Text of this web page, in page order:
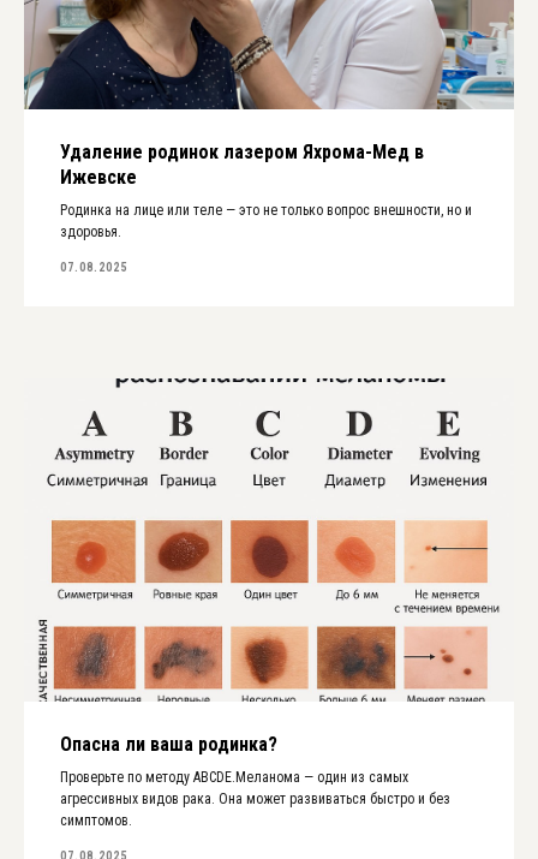
Удаление родинок лазером Яхрома-Мед в
Ижевске
Родинка на лице или теле — это не только вопрос внешности, но и
здоровья.
07.08.2025
Опасна ли ваша родинка?
Проверьте по методу ABCDE.Меланома — один из самых
агрессивных видов рака. Она может развиваться быстро и без
симптомов.
07.08.2025